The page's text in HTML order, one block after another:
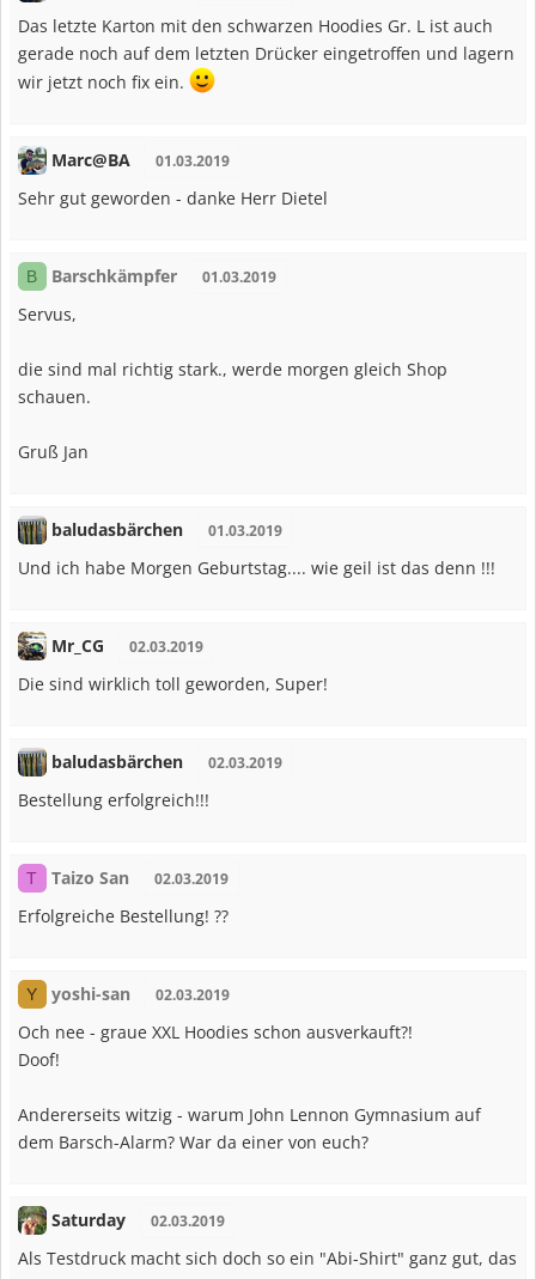
Das letzte Karton mit den schwarzen Hoodies Gr. L ist auch
gerade noch auf dem letzten Drücker eingetroffen und lagern
wir jetzt noch fix ein.
Marc@BA 01.03.2019
Sehr gut geworden - danke Herr Dietel
B Barschkämpfer 01.03.2019
Servus,
die sind mal richtig stark., werde morgen gleich Shop
schauen.
Gruß Jan
baludasbärchen 01.03.2019
Und ich habe Morgen Geburtstag.... wie geil ist das denn !!!
Mr_CG 02.03.2019
Die sind wirklich toll geworden, Super!
baludasbärchen 02.03.2019
Bestellung erfolgreich!!!
T Taizo San 02.03.2019
Erfolgreiche Bestellung! ??
Y yoshi-san 02.03.2019
Och nee - graue XXL Hoodies schon ausverkauft?!
Doof!
Andererseits witzig - warum John Lennon Gymnasium auf
dem Barsch-Alarm? War da einer von euch?
Saturday 02.03.2019
Als Testdruck macht sich doch so ein "Abi-Shirt" ganz gut, das